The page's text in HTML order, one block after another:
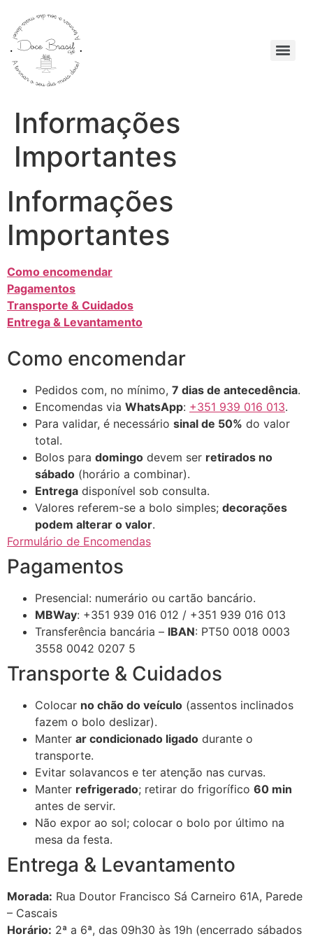
Informações
Importantes
Informações
Importantes
Como encomendar
Pagamentos
Transporte & Cuidados
Entrega & Levantamento
Como encomendar
Pedidos com, no mínimo, 7 dias de antecedência.
Encomendas via WhatsApp: +351 939 016 013.
Para validar, é necessário sinal de 50% do valor
total.
Bolos para domingo devem ser retirados no
sábado (horário a combinar).
Entrega disponível sob consulta.
Valores referem-se a bolo simples; decorações
podem alterar o valor.
Formulário de Encomendas
Pagamentos
Presencial: numerário ou cartão bancário.
MBWay: +351 939 016 012 / +351 939 016 013
Transferência bancária – IBAN: PT50 0018 0003
3558 0042 0207 5
Transporte & Cuidados
Colocar no chão do veículo (assentos inclinados
fazem o bolo deslizar).
Manter ar condicionado ligado durante o
transporte.
Evitar solavancos e ter atenção nas curvas.
Manter refrigerado; retirar do frigorífico 60 min
antes de servir.
Não expor ao sol; colocar o bolo por último na
mesa da festa.
Entrega & Levantamento
Morada: Rua Doutor Francisco Sá Carneiro 61A, Parede
– Cascais
Horário: 2ª a 6ª, das 09h30 às 19h (encerrado sábados